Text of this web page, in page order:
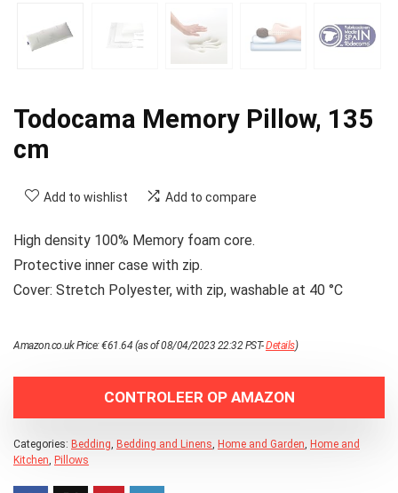
Todocama Memory Pillow, 135
cm
Add to wishlist Add to compare
High density 100% Memory foam core.
Protective inner case with zip.
Cover: Stretch Polyester, with zip, washable at 40 °C
Amazon.co.uk Price:€61.64 (as of 08/04/2023 22:32 PST-Details)
CONTROLEER OP AMAZON
Categories: Bedding, Bedding and Linens, Home and Garden, Home and
Kitchen, Pillows